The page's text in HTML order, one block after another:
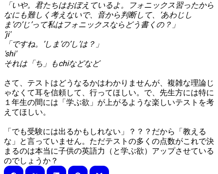
「いや。君たちはおぼえているよ。フォニックス習ったから
なにも難しく考えないで、音から判断して、’あわじし
ま’の’じ’って私はフォニックスならどう書くの？」
’ji'
「ですね。’しま’の’し’は？」
'shi'
それは「ち」もchiなどなど
さて、テストはどうなるかはわかりませんが、複雑な理論じ
ゃなくて耳を信頼して、行ってほしい。で、先生方には特に
１年生の間には「学ぶ欲」が上がるような楽しいテストを考
えてほしい。
「でも受験には出るかもしれない」？？？だから「教える
な」と言っていません。ただテストの多くの点数がこれで決
まるのは本当に子供の英語力（と学ぶ欲）アップさせている
のでしょうか？